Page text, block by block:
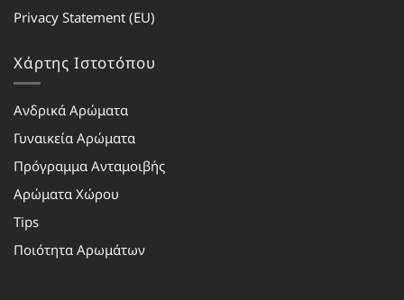
Privacy Statement (EU)
Χάρτης Ιστοτόπου
Ανδρικά Αρώματα
Γυναικεία Αρώματα
Πρόγραμμα Ανταμοιβής
Αρώματα Χώρου
Tips
Ποιότητα Αρωμάτων